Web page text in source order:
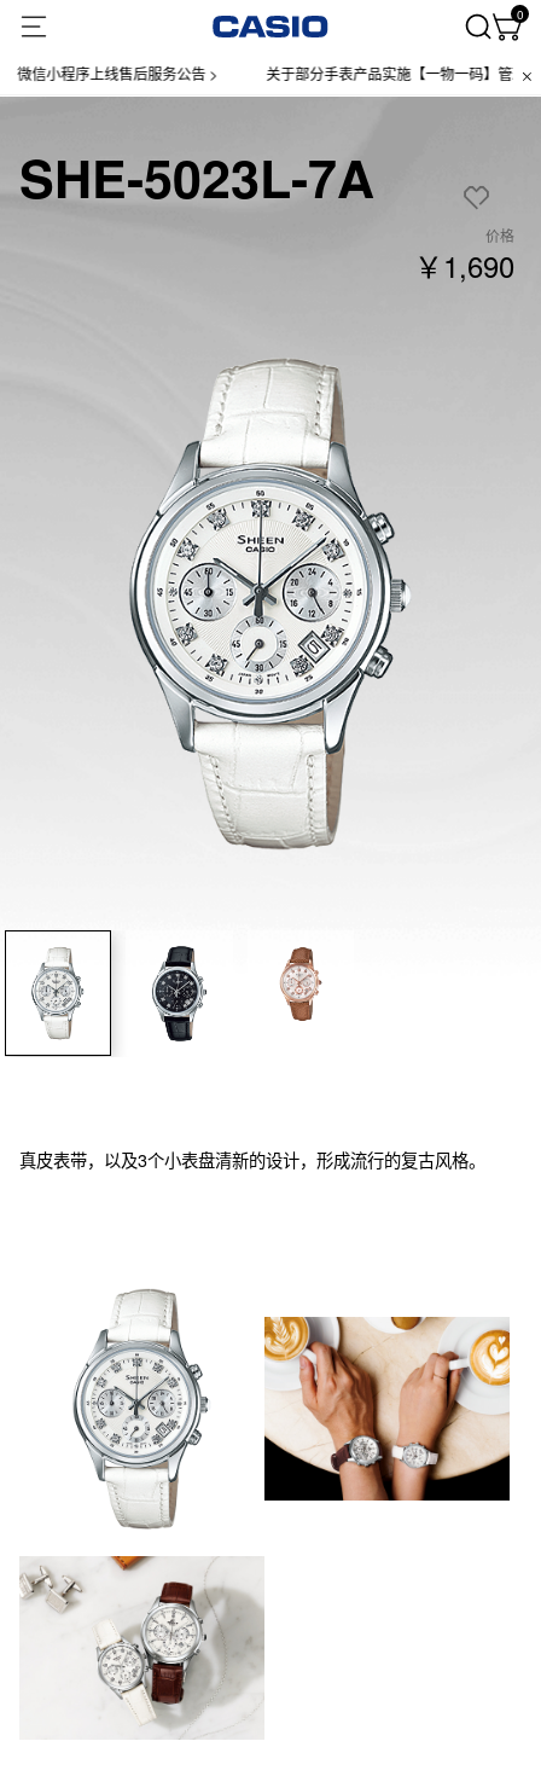
0
信小程序上线售后服务公告 > 关于部分手表产品实施【一物一码】管理的公
SHE-5023L-7A
价格
￥1,690
真皮表带，以及3个小表盘清新的设计，形成流行的复古风格。